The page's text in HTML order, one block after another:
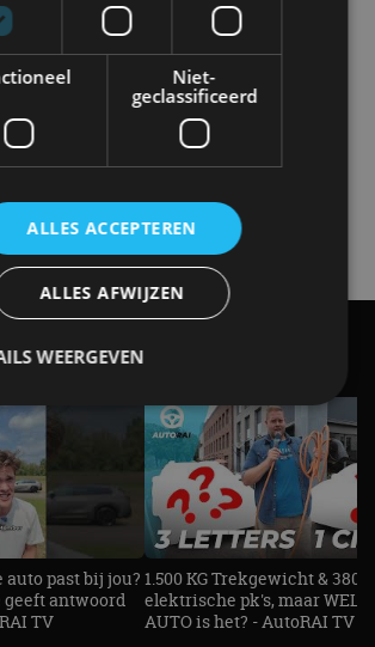
Audi A2 e-Tron mikt op verbruik van 12,8 kWh
per 100 kilometer
als een Renault Twingo
4 aug
SUBSCRIBE
past bij jou?
geeft antwoord
TV
1.500 KG Trekgewicht & 380
elektrische pk's, maar
AUTO is het? - AutoRAI TV
Niet-
geclassificeerd
ALLES ACCEPTEREN
ALLES AFWIJZEN
WEERGEVEN
Prestatie
Targeting
Niet-geclassificeerd
cookies maken de
van de website mogelijk, zoals
en accountbeheer. De
niet goed worden gebruikt zonder de
cookies.